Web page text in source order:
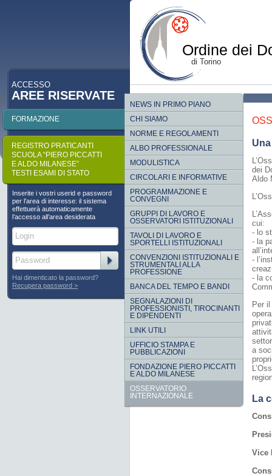
Ordine dei
di Torino
p
NEWS IN PRIMO PIANO
CHI SIAMO
NORME E REGOLAMENTI
ALBO PROFESSIONALE
MODULISTICA
CIRCOLARI E INFORMATIVE
PROGRAMMAZIONE E
CONVEGNI
GRUPPI DI LAVORO E
OSSERVATORI ISTITUZIONALI
TAVOLI DI LAVORO E
SPORTELLI ISTITUZIONALI
CONVENZIONI ISTITUZIONALI E
STRUMENTALI ALLA
PROFESSIONE
BANCA DEL TEMPO E BANDI
SEGNALAZIONI DI
PROFESSIONISTI, TIROCINANTI
E DIPENDENTI
LINK UTILI
UFFICIO STAMPA E
PUBBLICAZIONI
FONDAZIONE PIERO PICCATTI
E ALDO MILANESE
OSSERVATORIO
INTERNAZIONALE
ACCESSO
AREE RISERVATE
FORMAZIONE
REGISTRO PRATICANTI
SCUOLA “PIERO PICCATTI
E ALDO MILANESE”
TESTI ESAMI DI STATO
Inserite i vostri userid e password
per l’area di interesse: il sistema
effettuerà automaticamente
l’accesso all’area desiderata
Hai dimenticato la password?
Recupera password
dei
Aldo
cui:
- lo
- la
-
- la
Per
a
La
Vice